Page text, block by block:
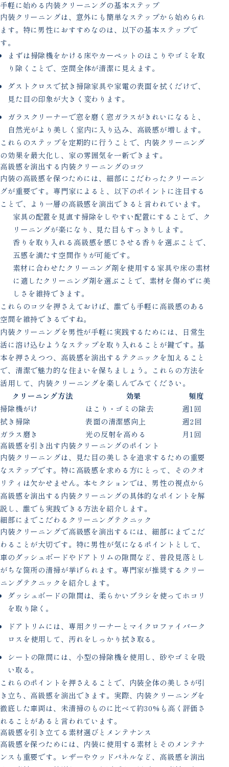
手軽に始める内装クリーニングの基本ステップ
内装クリーニングは、意外にも簡単なステップから始められ
ます。特に男性におすすめなのは、以下の基本ステップで
す。
まずは掃除機をかける床やカーペットのほこりやゴミを取
り除くことで、空間全体が清潔に見えます。
ダストクロスで拭き掃除家具や家電の表面を拭くだけで、
見た目の印象が大きく変わります。
ガラスクリーナーで窓を磨く窓ガラスがきれいになると、
自然光がより美しく室内に入り込み、高級感が増します。
これらのステップを定期的に行うことで、内装クリーニング
の効果を最大化し、家の雰囲気を一新できます。
高級感を演出する内装クリーニングのコツ
内装の高級感を保つためには、細部にこだわったクリーニン
グが重要です。専門家によると、以下のポイントに注目する
ことで、より一層の高級感を演出できると言われています。
家具の配置を見直す掃除をしやすい配置にすることで、ク
リーニングが楽になり、見た目もすっきりします。
香りを取り入れる高級感を感じさせる香りを選ぶことで、
五感を満たす空間作りが可能です。
素材に合わせたクリーニング剤を使用する家具や床の素材
に適したクリーニング剤を選ぶことで、素材を傷めずに美
しさを維持できます。
これらのコツを押さえておけば、誰でも手軽に高級感のある
空間を維持できるですね。
内装クリーニングを男性が手軽に実践するためには、日常生
活に溶け込むようなステップを取り入れることが鍵です。基
本を押さえつつ、高級感を演出するテクニックを加えること
で、清潔で魅力的な住まいを保ちましょう。これらの方法を
活用して、内装クリーニングを楽しんでみてください。
クリーニング方法
効果
頻度
掃除機がけ
ほこり・ゴミの除去
週1回
拭き掃除
表面の清潔感向上
週2回
ガラス磨き
光の反射を高める
月1回
高級感を引き出す内装クリーニングのポイント
内装クリーニングは、見た目の美しさを追求するための重要
なステップです。特に高級感を求める方にとって、そのクオ
リティは欠かせません。本セクションでは、男性の視点から
高級感を演出する内装クリーニングの具体的なポイントを解
説し、誰でも実践できる方法を紹介します。
細部にまでこだわるクリーニングテクニック
内装クリーニングで高級感を演出するには、細部にまでこだ
わることが大切です。特に男性が気になるポイントとして、
車のダッシュボードやドアトリムの隙間など、普段見落とし
がちな箇所の清掃が挙げられます。専門家が推奨するクリー
ニングテクニックを紹介します。
ダッシュボードの隙間は、柔らかいブラシを使ってホコリ
を取り除く。
ドアトリムには、専用クリーナーとマイクロファイバーク
ロスを使用して、汚れをしっかり拭き取る。
シートの隙間には、小型の掃除機を使用し、砂やゴミを吸
い取る。
これらのポイントを押さえることで、内装全体の美しさが引
き立ち、高級感を演出できます。実際、内装クリーニングを
徹底した車両は、未清掃のものに比べて約30%も高く評価さ
れることがあると言われています。
高級感を引き立てる素材選びとメンテナンス
高級感を保つためには、内装に使用する素材とそのメンテナ
ンスも重要です。レザーやウッドパネルなど、高級感を演出